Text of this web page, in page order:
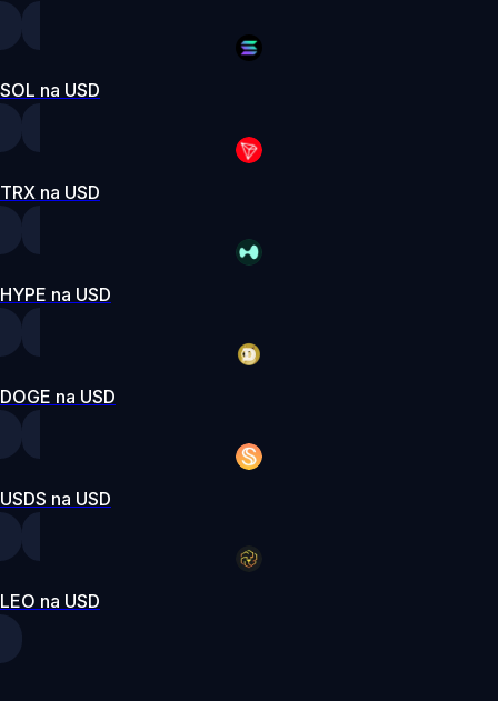
SOL na USD
TRX na USD
HYPE na USD
DOGE na USD
USDS na USD
LEO na USD